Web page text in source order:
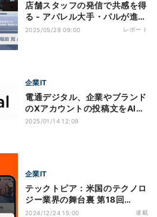
店舗スタッフの発信で共感を得
る - アパレル大手・パルが進め
るSNS戦略とは
2025/05/28 09:00 レポート
企業IT
電通デジタル、企業やブランド
のXアカウントの投稿文をAIで
生成する製品を開発
2025/01/14 12:09
企業IT
テックトピア：米国のテクノロ
ジー業界の舞台裏 第18回
Twitter創業者が問う「SNSの
2024/12/24 15:00 連載